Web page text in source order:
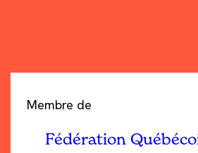
Membre de
Fédération